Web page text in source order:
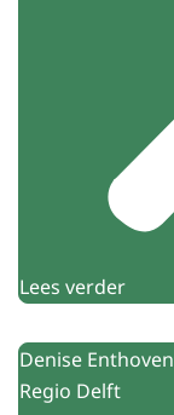
Lees verder
Denise Enthoven
Regio Delft